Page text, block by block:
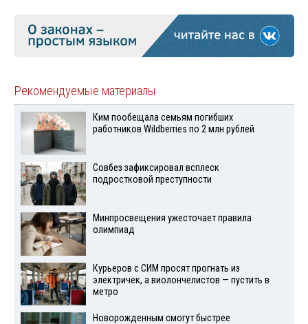
Рекомендуемые материалы
Ким пообещала семьям погибших
работников Wildberries по 2 млн рублей
Совбез зафиксировал всплеск
подростковой преступности
Минпросвещения ужесточает правила
олимпиад
Курьеров с СИМ просят прогнать из
электричек, а виолончелистов — пустить в
метро
Новорожденным смогут быстрее